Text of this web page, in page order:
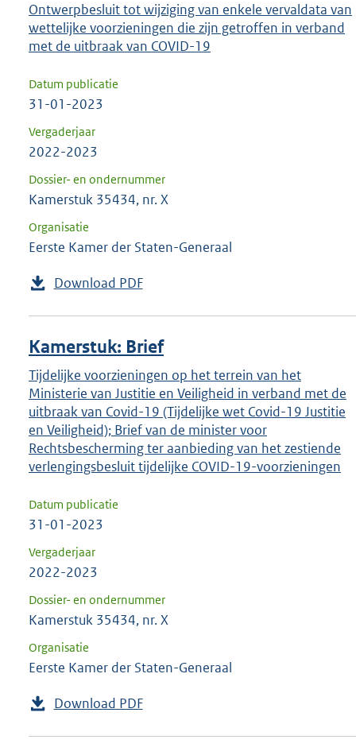
Ontwerpbesluit tot wijziging van enkele vervaldata van
wettelijke voorzieningen die zijn getroffen in verband
met de uitbraak van COVID-19
Datum publicatie
31-01-2023
Vergaderjaar
2022-2023
Dossier- en ondernummer
Kamerstuk 35434, nr. X
Organisatie
Eerste Kamer der Staten-Generaal
Download PDF
Kamerstuk: Brief
Tijdelijke voorzieningen op het terrein van het
Ministerie van Justitie en Veiligheid in verband met de
uitbraak van Covid-19 (Tijdelijke wet Covid-19 Justitie
en Veiligheid); Brief van de minister voor
Rechtsbescherming ter aanbieding van het zestiende
verlengingsbesluit tijdelijke COVID-19-voorzieningen
Datum publicatie
31-01-2023
Vergaderjaar
2022-2023
Dossier- en ondernummer
Kamerstuk 35434, nr. X
Organisatie
Eerste Kamer der Staten-Generaal
Download PDF